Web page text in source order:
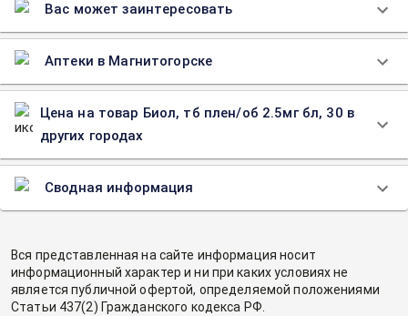
Вас может заинтересовать
Аптеки в Магнитогорске
Цена на товар Биол, тб плен/об 2.5мг бл, 30 в
других городах
Сводная информация
Вся представленная на сайте информация носит
информационный характер и ни при каких условиях не
является публичной офертой, определяемой положениями
Статьи 437(2) Гражданского кодекса РФ.